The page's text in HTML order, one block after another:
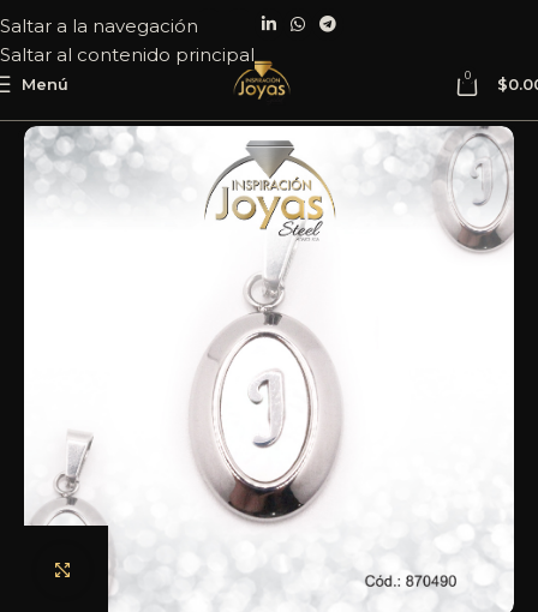
Saltar a la navegación
Saltar al contenido principal
Menú 0 $
Haga clic para ampliar